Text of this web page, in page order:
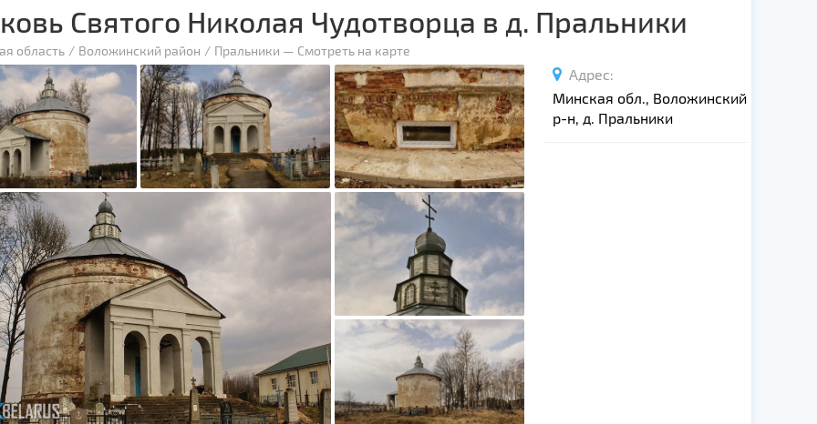
Святого Николая Чудотворца в д. Пральники
область Воложинский район Пральники — Смотреть на карте
Адрес:
Минская обл., Воложинский
р-н, д. Пральники